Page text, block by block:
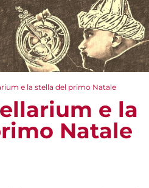
e la stella del primo Natale
e la
Natale